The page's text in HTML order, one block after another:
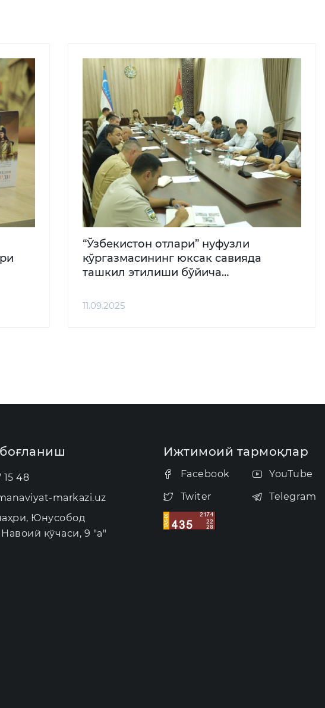
“Ўзбекистон отлари” нуфузли
кўргазмасининг юксак савияда
ташкил этилиши бўйича
кенгайтирилган йиғилиш бўлиб ўтди
11.09.2025
15 48
markazi.uz
Юнусобод
кўчаси, 9 "а"
Ижтимоий тармоқлар
Facebook
Twiter
YouTube
Telegram